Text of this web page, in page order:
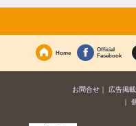
Home
Official
Facebook
お問合せ 広告掲載